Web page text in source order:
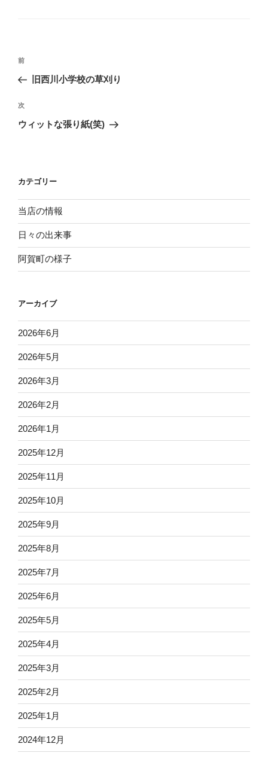
投
ビ
ゲ
ン
過
去
投
稿
前
旧西川小学校の草刈り
次
の
次
ウィットな張り紙(笑)
カテゴリー
当店の情報
日々の出来事
阿賀町の様子
アーカイブ
2026年6月
2026年5月
2026年3月
2026年2月
2026年1月
2025年12月
2025年11月
2025年10月
2025年9月
2025年8月
2025年7月
2025年6月
2025年5月
2025年4月
2025年3月
2025年2月
2025年1月
2024年12月